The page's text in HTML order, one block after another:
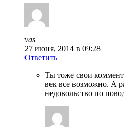
vas
27 июня, 2014 в 09:28
Ответить
Ты тоже свои
век все возможно. А
недовольство по